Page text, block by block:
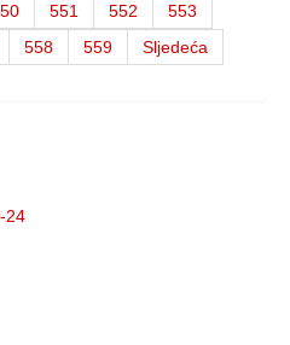
551 552
553
558 559
Sljedeća
24